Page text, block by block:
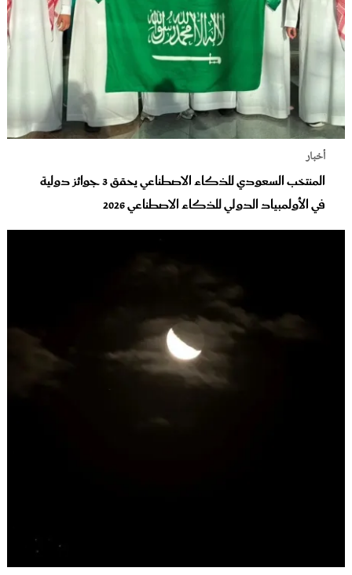
أخبار
المنتخب السعودي للذكاء الاصطناعي يحقق 3 جوائز دولية
في الأولمبياد الدولي للذكاء الاصطناعي 2026